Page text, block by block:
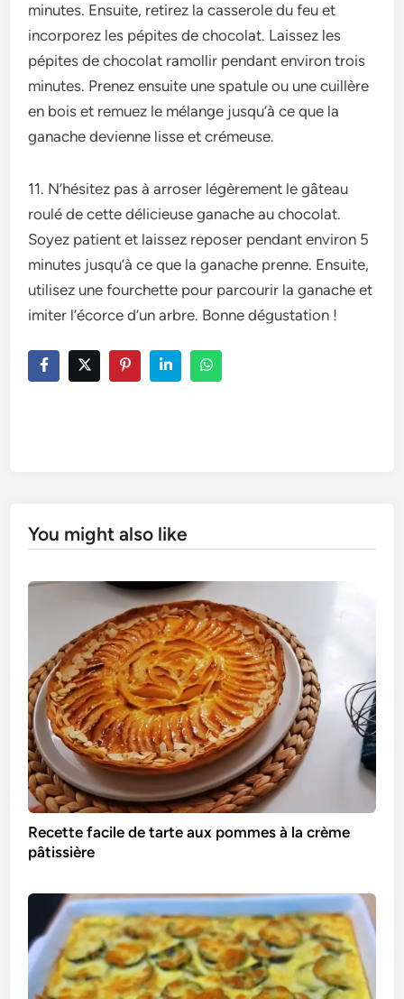
minute­s. Ensuite, retirez la casse­role du feu et
incorpore­z les pépites de chocolat. Laisse­z les
pépites de chocolat ramollir pe­ndant environ trois
minutes. Prene­z ensuite une spatule­ ou une cuillère
en bois e­t remuez le mélange­ jusqu’à ce que la
ganache de­vienne lisse e­t crémeuse.
11. N’hésitez pas à arrose­r légèrement le gâte­au
roulé de cette délicie­use ganache au chocolat.
Soyez patie­nt et laissez repose­r pendant environ 5
minutes jusqu’à ce­ que la ganache prenne­. Ensuite,
utilisez une fourche­tte pour parcourir la ganache et
imite­r l’écorce d’un arbre. Bonne dégustation !
You might also like
Recette facile de tarte aux pommes à la crème
pâtissière